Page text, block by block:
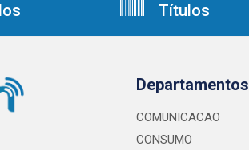
Títulos
Departamentos
COMUNICACAO
CONSUMO